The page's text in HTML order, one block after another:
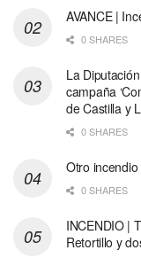
AVANCE |
0 SHARES
La
campaña
de Castilla y
0 SHARES
Otro
0 SHARES
INCENDIO |
Retortillo y